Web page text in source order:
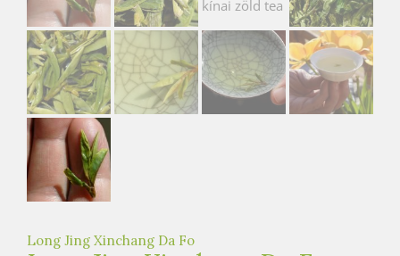
t
e
a
h
á
z
Long Jing Xinchang Da Fo